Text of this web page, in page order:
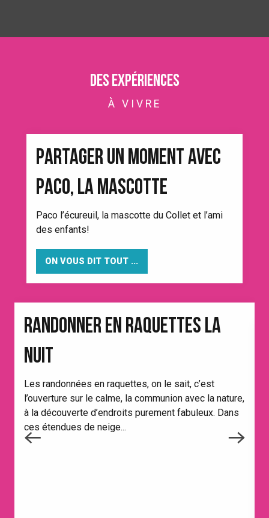
Des expériences
À VIVRE
PARTAGER UN MOMENT AVEC
PACO, LA MASCOTTE
Paco l’écureuil, la mascotte du Collet et l’ami
des enfants!
ON VOUS DIT TOUT ...
RANDONNER EN RAQUETTES LA
NUIT
Les randonnées en raquettes, on le sait, c’est
l’ouverture sur le calme, la communion avec la nature,
à la découverte d’endroits purement fabuleux. Dans
ces étendues de neige...